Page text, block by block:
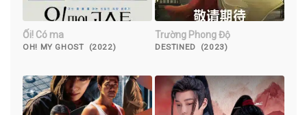
Ối! Có ma
OH! MY GHOST (2022)
Trường Phong Độ
DESTINED (2023)